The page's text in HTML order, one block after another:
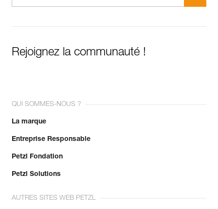
Rejoignez la communauté !
QUI SOMMES-NOUS ?
La marque
Entreprise Responsable
Petzl Fondation
Petzl Solutions
AUTRES SITES WEB PETZL